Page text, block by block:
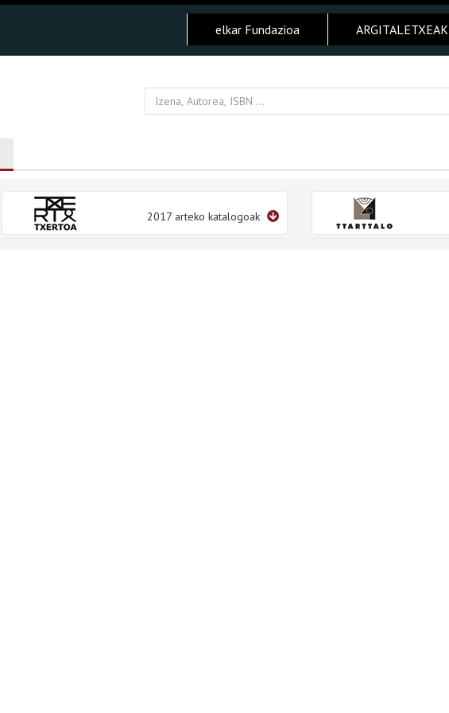
elkar Fundazioa ARGITALETXEAK
2017 arteko katalogoak